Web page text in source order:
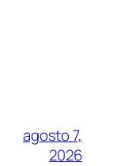
agosto 7,
2026